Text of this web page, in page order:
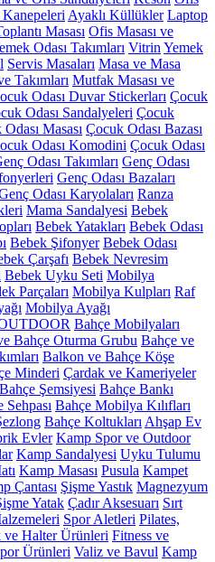
Ayaklı Küllükler Laptop
Masası Ofis Masası ve
Odası Takımları Vitrin Yemek
Servis Masaları Masa ve Masa
Takımları Mutfak Masası ve
Odası Duvar Stickerları Çocuk
Odası Sandalyeleri Çocuk
Masası Çocuk Odası Bazası
Odası Komodini Çocuk Odası
Odası Takımları Genç Odası
Genç Odası Bazaları
Odası Karyolaları Ranza
Mama Sandalyesi Bebek
Bebek Yatakları Bebek Odası
Bebek Şifonyer Bebek Odası
Çarşafı Bebek Nevresim
Bebek Uyku Seti Mobilya
Parçaları Mobilya Kulpları Raf
Mobilya Ayağı
Bahçe Mobilyaları
Bahçe Oturma Grubu Bahçe ve
Balkon ve Bahçe Köşe
Minderi Çardak ve Kameriyeler
Bahçe Şemsiyesi Bahçe Bankı
Sehpası Bahçe Mobilya Kılıfları
Bahçe Koltukları Ahşap Ev
Evler Kamp Spor ve Outdoor
Kamp Sandalyesi Uyku Tulumu
Kamp Masası Pusula Kampet
Çantası Şişme Yastık Magnezyum
Yatak Çadır Aksesuarı Sırt
Spor Aletleri Pilates,
ve Halter Ürünleri Fitness ve
Ürünleri Valiz ve Bavul Kamp